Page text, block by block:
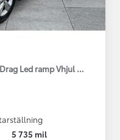
Led ramp Vhjul motorv
5 735 mil